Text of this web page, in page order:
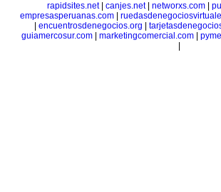
rapidsites.net| canjes.net| networxs.com
empresasperuanas.com
encuentrosdenegocios.org
guiamercosur.com| marketingcomercial.com|